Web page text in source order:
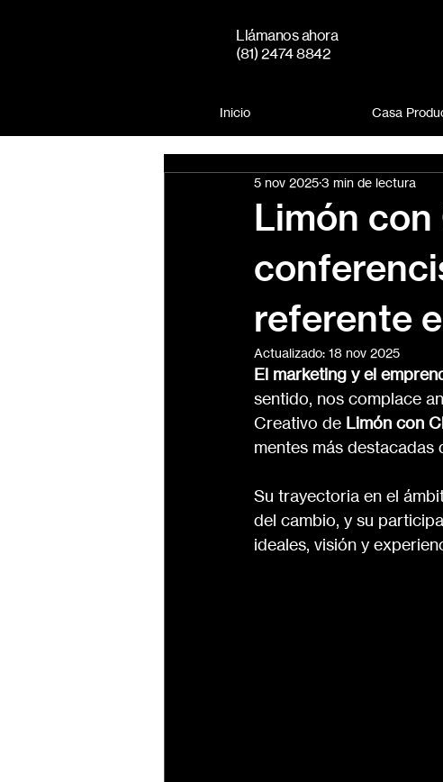
Llámanos ahora
(81) 2474 8842
Inicio Casa
Limón con
referente
5 nov 20253 min de lectura
Actualizado: 18 nov 2025
El marketing y el
sentido, nos complace
Creativo de Limón con
mentes más destacadas
Su trayectoria en el
del cambio, y su
ideales, visión y